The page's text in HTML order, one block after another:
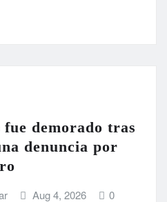
denuncia por
Aug 4, 2026
sindical Facundo
personal policial durante la